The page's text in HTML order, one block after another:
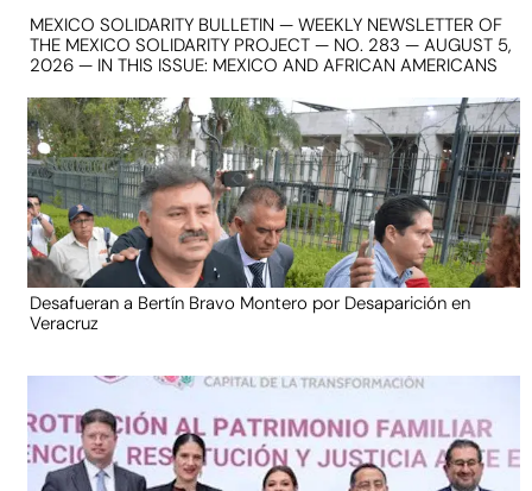
MEXICO SOLIDARITY BULLETIN — WEEKLY NEWSLETTER OF
THE MEXICO SOLIDARITY PROJECT — NO. 283 — AUGUST 5,
2026 — IN THIS ISSUE: MEXICO AND AFRICAN AMERICANS
Desafueran a Bertín Bravo Montero por Desaparición en
Veracruz